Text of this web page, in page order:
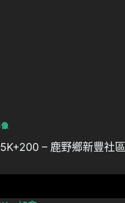
– 鹿野鄉新豐社區